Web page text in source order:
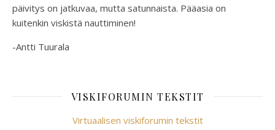
päivitys on jatkuvaa, mutta satunnaista. Pääasia on
kuitenkin viskistä nauttiminen!
-Antti Tuurala
VISKIFORUMIN TEKSTIT
Virtuaalisen viskiforumin tekstit